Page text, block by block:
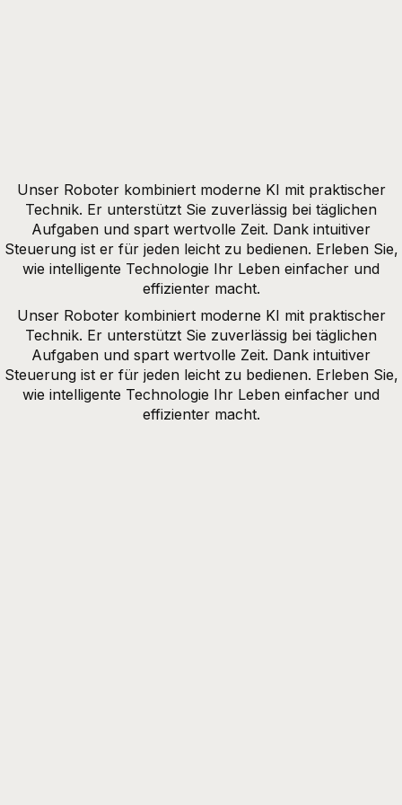
Unser Roboter kombiniert moderne KI mit praktischer
Technik. Er unterstützt Sie zuverlässig bei täglichen
Aufgaben und spart wertvolle Zeit. Dank intuitiver
Steuerung ist er für jeden leicht zu bedienen. Erleben Sie,
wie intelligente Technologie Ihr Leben einfacher und
effizienter macht.
Unser Roboter kombiniert moderne KI mit praktischer
Technik. Er unterstützt Sie zuverlässig bei täglichen
Aufgaben und spart wertvolle Zeit. Dank intuitiver
Steuerung ist er für jeden leicht zu bedienen. Erleben Sie,
wie intelligente Technologie Ihr Leben einfacher und
effizienter macht.